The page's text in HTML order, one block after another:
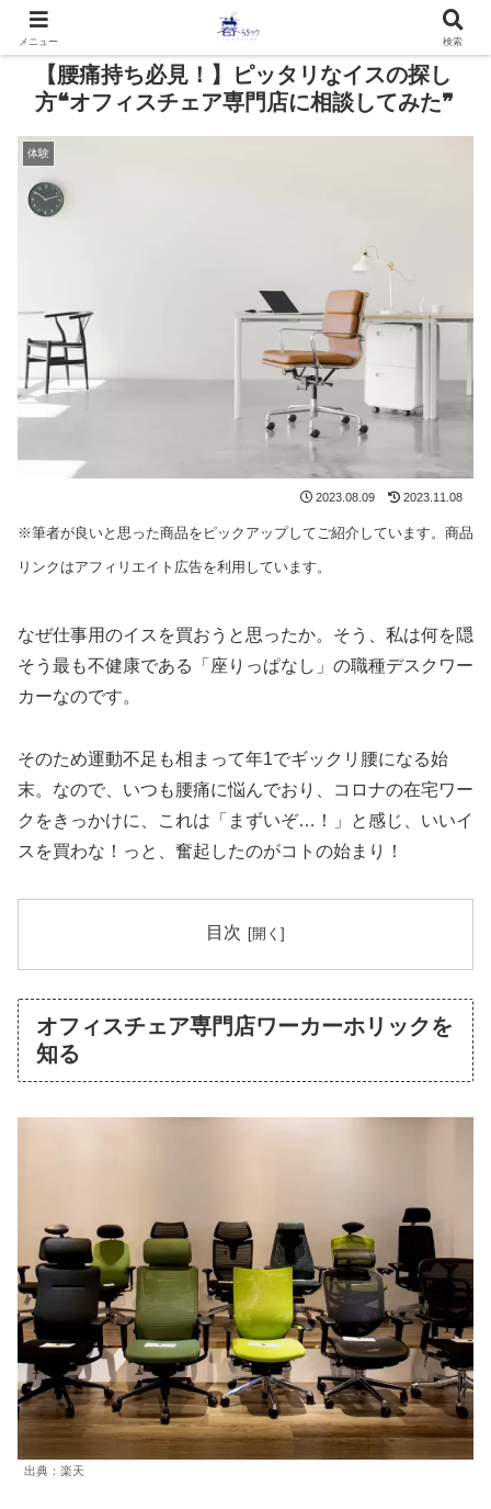
【腰痛持ち必見！】ピッタリなイスの探し
方❝オフィスチェア専門店に相談してみた❞
体験
2023.08.09 2023.11.08
※筆者が良いと思った商品をピックアップしてご紹介しています。商品
リンクはアフィリエイト広告を利用しています。
なぜ仕事用のイスを買おうと思ったか。そう、私は何を隠
そう最も不健康である「座りっぱなし」の職種デスクワー
カーなのです。
そのため運動不足も相まって年1でギックリ腰になる始
末。なので、いつも腰痛に悩んでおり、コロナの在宅ワー
クをきっかけに、これは「まずいぞ…！」と感じ、いいイ
スを買わな！っと、奮起したのがコトの始まり！
目次
オフィスチェア専門店ワーカーホリックを
知る
出典：楽天
メニュー 検索